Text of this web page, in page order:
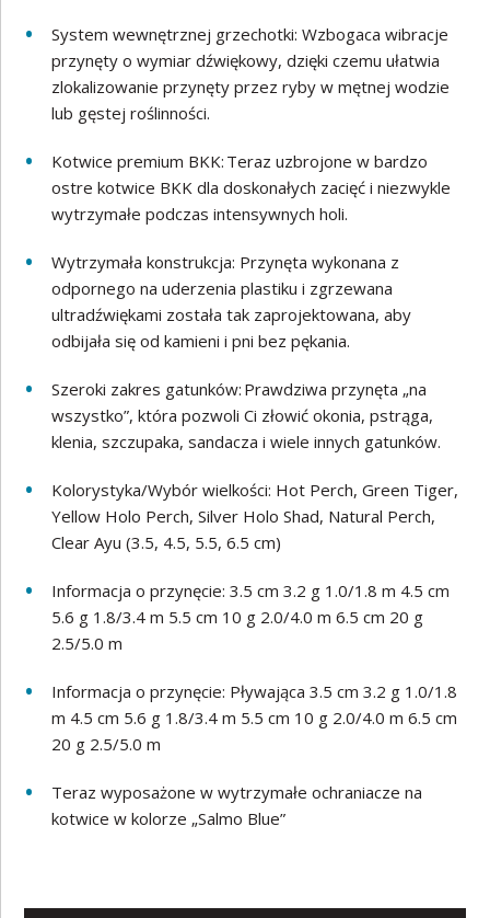
System wewnętrznej grzechotki: Wzbogaca wibracje
przynęty o wymiar dźwiękowy, dzięki czemu ułatwia
zlokalizowanie przynęty przez ryby w mętnej wodzie
lub gęstej roślinności.
Kotwice premium BKK: Teraz uzbrojone w bardzo
ostre kotwice BKK dla doskonałych zacięć i niezwykle
wytrzymałe podczas intensywnych holi.
Wytrzymała konstrukcja: Przynęta wykonana z
odpornego na uderzenia plastiku i zgrzewana
ultradźwiękami została tak zaprojektowana, aby
odbijała się od kamieni i pni bez pękania.
Szeroki zakres gatunków: Prawdziwa przynęta „na
wszystko”, która pozwoli Ci złowić okonia, pstrąga,
klenia, szczupaka, sandacza i wiele innych gatunków.
Kolorystyka/Wybór wielkości: Hot Perch, Green Tiger,
Yellow Holo Perch, Silver Holo Shad, Natural Perch,
Clear Ayu (3.5, 4.5, 5.5, 6.5 cm)
Informacja o przynęcie: 3.5 cm 3.2 g 1.0/1.8 m 4.5 cm
5.6 g 1.8/3.4 m 5.5 cm 10 g 2.0/4.0 m 6.5 cm 20 g
2.5/5.0 m
Informacja o przynęcie: Pływająca 3.5 cm 3.2 g 1.0/1.8
m 4.5 cm 5.6 g 1.8/3.4 m 5.5 cm 10 g 2.0/4.0 m 6.5 cm
20 g 2.5/5.0 m
Teraz wyposażone w wytrzymałe ochraniacze na
kotwice w kolorze „Salmo Blue”